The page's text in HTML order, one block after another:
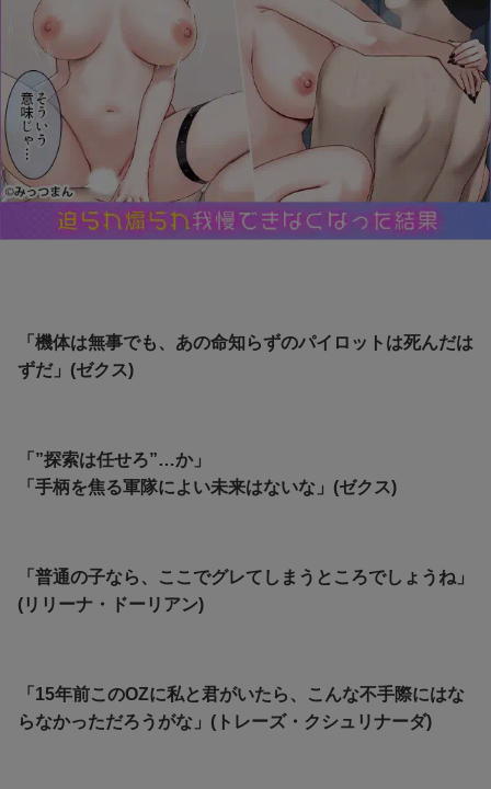
「機体は無事でも、あの命知らずのパイロットは死んだは
ずだ」(ゼクス)
「”探索は任せろ”…か」
「手柄を焦る軍隊によい未来はないな」(ゼクス)
「普通の子なら、ここでグレてしまうところでしょうね」
(リリーナ・ドーリアン)
「15年前このOZに私と君がいたら、こんな不手際にはな
らなかっただろうがな」(トレーズ・クシュリナーダ)